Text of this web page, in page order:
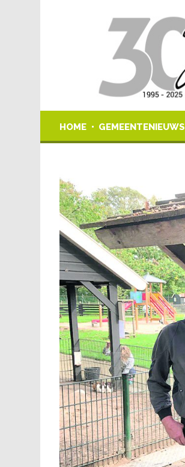
HOME GEMEENTENIEUWS